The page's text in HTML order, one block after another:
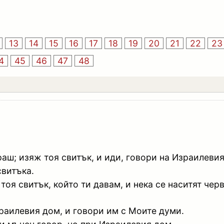
13 14 15 16 17 18 19 20 21 22
23
45 46 47 48
изяж тоя свитък, и иди, говори на
свитък, който ти давам, и нека се наситят
дом, и говори им с Моите думи.